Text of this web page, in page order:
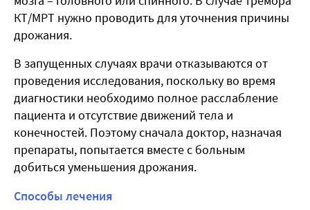
КТ/МРТ нужно проводить для уточнения причины
дрожания.
В запущенных случаях врачи отказываются от
проведения исследования, поскольку во время
диагностики необходимо полное расслабление
пациента и отсутствие движений тела и
конечностей. Поэтому сначала доктор, назначая
препараты, попытается вместе с больным
добиться уменьшения дрожания.
Способы лечения